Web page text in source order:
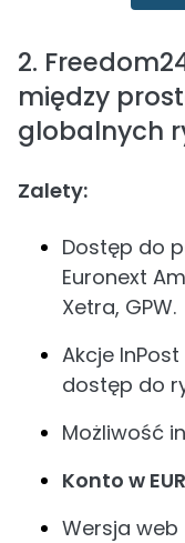
2.
między
globalnych
Zalety:
Dostęp do
Euronext
Xetra, GPW.
Akcje
dostęp do
Możliwość
Konto w
Wersja